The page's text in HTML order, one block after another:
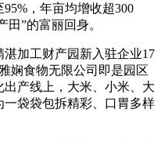
，年亩均增收超300
田”的富丽回身。
加工财产园新入驻企业17
娴食物无限公司即是园区
产线上，大米、小米、大
袋袋包拆精彩、口胃多样